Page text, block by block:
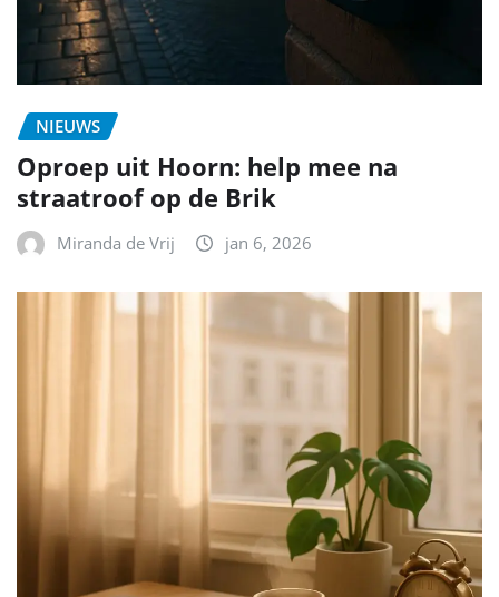
NIEUWS
Oproep uit Hoorn: help mee na
straatroof op de Brik
Miranda de Vrij jan 6, 2026